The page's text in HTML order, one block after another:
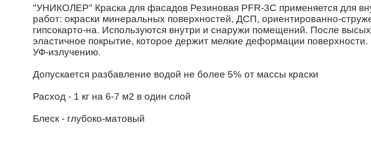
"УНИКОЛЕР" Краска для фасадов Резиновая PFR-3С применяется для
работ: окраски минеральных поверхностей, ДСП, ориентированно-
гипсокарто-на. Используются внутри и снаружи помещений. После
эластичное покрытие, которое держит мелкие деформации поверхности.
УФ-излучению.
Допускается разбавление водой не более 5% от массы краски
Расход - 1 кг на 6-7 м2 в один слой
Блеск - глубоко-матовый